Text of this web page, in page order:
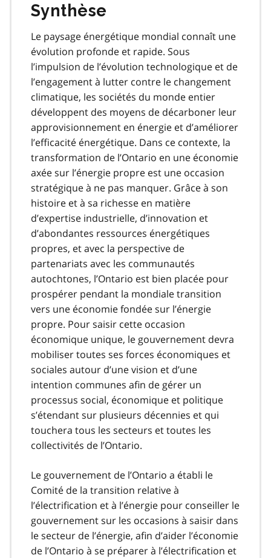
Synthèse
Le paysage énergétique mondial connaît une
évolution profonde et rapide. Sous
l’impulsion de l’évolution technologique et de
l’engagement à lutter contre le changement
climatique, les sociétés du monde entier
développent des moyens de décarboner leur
approvisionnement en énergie et d’améliorer
l’efficacité énergétique. Dans ce contexte, la
transformation de l’Ontario en une économie
axée sur l’énergie propre est une occasion
stratégique à ne pas manquer. Grâce à son
histoire et à sa richesse en matière
d’expertise industrielle, d’innovation et
d’abondantes ressources énergétiques
propres, et avec la perspective de
partenariats avec les communautés
autochtones, l’Ontario est bien placée pour
prospérer pendant la mondiale transition
vers une économie fondée sur l’énergie
propre. Pour saisir cette occasion
économique unique, le gouvernement devra
mobiliser toutes ses forces économiques et
sociales autour d’une vision et d’une
intention communes afin de gérer un
processus social, économique et politique
s’étendant sur plusieurs décennies et qui
touchera tous les secteurs et toutes les
collectivités de l’Ontario.
Le gouvernement de l’Ontario a établi le
Comité de la transition relative à
l’électrification et à l’énergie pour conseiller le
gouvernement sur les occasions à saisir dans
le secteur de l’énergie, afin d’aider l’économie
de l’Ontario à se préparer à l’électrification et